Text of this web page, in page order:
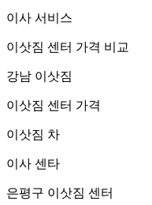
이사 서비스
이삿짐 센터 가격 비교
강남 이삿짐
이삿짐 센터 가격
이삿짐 차
이사 센타
은평구 이삿짐 센터